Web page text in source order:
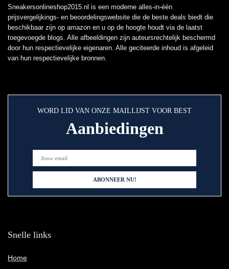
Sneakersonlineshop2015.nl is een moderne alles-in-één
prijsvergelijkings- en beoordelingswebsite die de beste deals biedt die
beschikbaar zijn op amazon en u op de hoogte houdt via de laatst
toegevoegde blogs. Alle afbeeldingen zijn auteursrechtelijk beschermd
door hun respectievelijke eigenaren. Alle geciteerde inhoud is afgeleid
van hun respectievelijke bronnen.
WORD LID VAN ONZE MAILLIJST VOOR BEST
Aanbiedingen
Snelle links
Home